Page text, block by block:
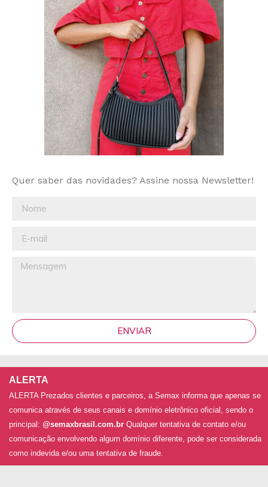
Quer saber das novidades? Assine nossa Newsletter!
ENVIAR
ALERTA
ALERTA Prezados clientes e parceiros, a Semax informa que apenas se
comunica através de seus canais e domínio eletrônico oficial, sendo o
principal: @semaxbrasil.com.br Qualquer tentativa de contato e/ou
comunicação envolvendo algum domínio diferente, pode ser considerada
como indevida e/ou uma tentativa de fraude.